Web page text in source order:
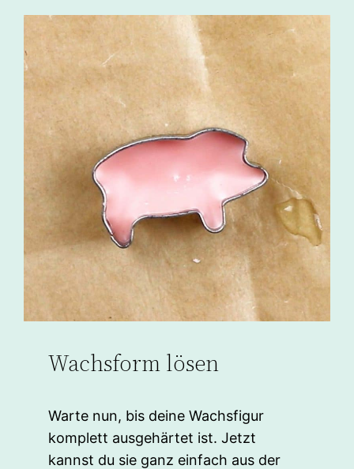
Wachsform lösen
Warte nun, bis deine Wachsfigur
komplett ausgehärtet ist. Jetzt
kannst du sie ganz einfach aus der